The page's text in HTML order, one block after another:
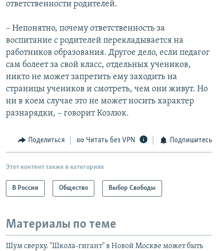
ответственности родителей.
– Непонятно, почему ответственность за
воспитание с родителей перекладывается на
работников образования. Другое дело, если педагог
сам болеет за свой класс, отдельных учеников,
никто не может запретить ему заходить на
страницы учеников и смотреть, чем они живут. Но
ни в коем случае это не может носить характер
разнарядки, – говорит Козлюк.
Поделиться Читать без VPN Подпишитесь
Этот контент также в категориях
В России Общество Выбор Свободы
Материалы по теме
Шум сверху. "Школа-гигант" в Новой Москве может быть